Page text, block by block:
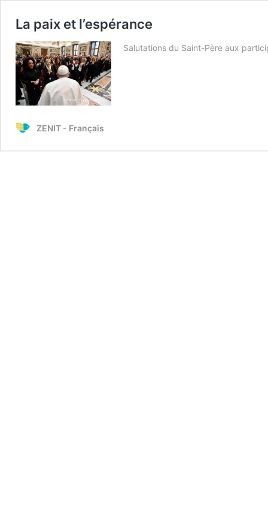
La paix et l’espérance
Salutations du Saint-Père aux
ZENIT - Français